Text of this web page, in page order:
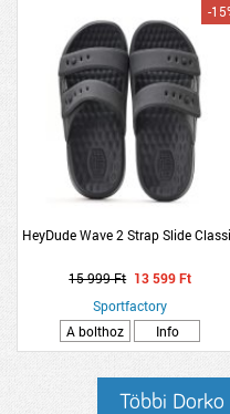
HeyDude Wave 2 Strap Slide
-
15 999 Ft 13 599 Ft
Sportfactory
A bolthoz
Info
Többi Dorko